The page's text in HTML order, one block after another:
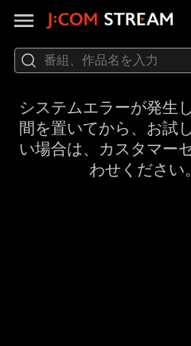
システムエラーが発生
間を置いてから、お試
い場合は、カスタマー
わせください